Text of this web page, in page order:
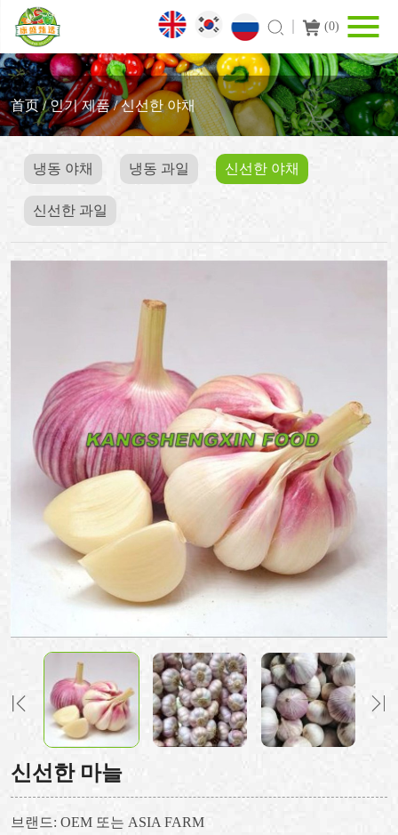
(0)
首页/인기 제품/신선한 야채
냉동 야채 냉동 과일 신선한 야채
신선한 과일
신선한 마늘
브랜드: OEM 또는 ASIA FARM